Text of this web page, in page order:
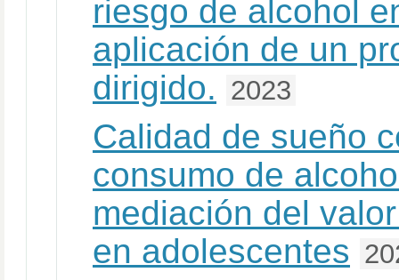
riesgo de alcohol
aplicación de un
dirigido. 2023
Calidad de sueño
consumo de
mediación del
en adolescentes